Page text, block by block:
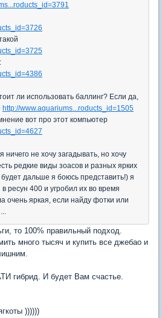
ли использовать баллинг? Если да,
http://www.aquariums...roducts_id=1505
вот про этот компьютер
ничего не хочу загадывать, но хочу
редкие виды зоасов и разных ярких
дальше я боюсь представить!) я
ресун 400 и угробил их во время
очень яркая, если найду фотки или
то 100% правильный подход.
много тысяч и купить все джебао и
гибрид. И будет Вам счастье.
))))))